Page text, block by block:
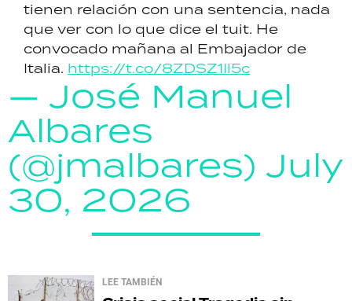
tienen relación con una sentencia, nada
que ver con lo que dice el tuit. He
convocado mañana al Embajador de
Italia. https://t.co/8ZDSZ1Il5c
— José Manuel
Albares
(@jmalbares) July
30, 2026
LEE TAMBIÉN